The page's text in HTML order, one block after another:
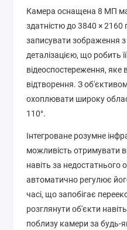
Камера оснащена 8 МП
здатністю до 3840 × 2160
записувати зображення з
деталізацією, що робить
відеоспостереження, яке
відтворення. З
охоплювати широку
110°.
Інтегроване розумне
можливість отримувати
навіть за недостатнього
автоматично регулює
часі, що запобігає
розглянути об'єкти
поблизу камери за будь-